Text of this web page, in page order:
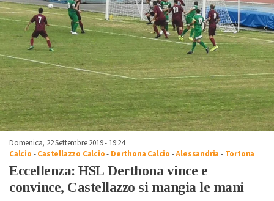
Domenica, 22 Settembre 2019 - 19:24
Calcio -Castellazzo Calcio- Derthona Calcio -Alessandria - Tortona
Eccellenza: HSL Derthona vince e
convince, Castellazzo si mangia le mani